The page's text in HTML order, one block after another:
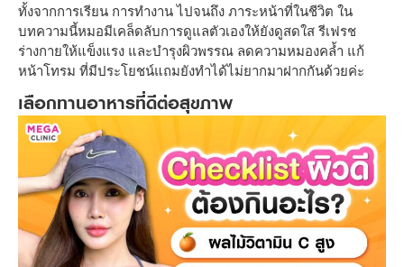
ทั้งจากการเรียน การทำงาน ไปจนถึง ภาระหน้าที่ในชีวิต ใน
บทความนี้หมอมีเคล็ดลับการดูแลตัวเองให้ยังดูสดใส รีเฟรช
ร่างกายให้แข็งแรง และบำรุงผิวพรรณ ลดความหมองคล้ำ แก้
หน้าโทรม ที่มีประโยชน์แถมยังทำได้ไม่ยากมาฝากกันด้วยค่ะ
เลือกทานอาหารที่ดีต่อสุขภาพ